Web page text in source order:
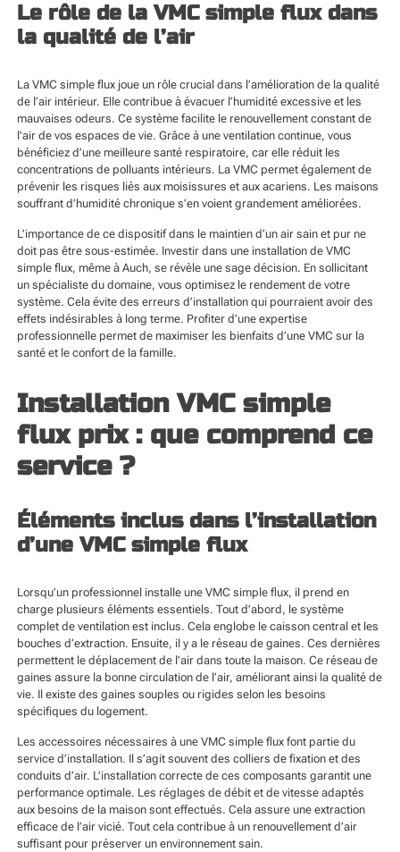
Le rôle de la VMC simple flux dans
la qualité de l’air
La VMC simple flux joue un rôle crucial dans l’amélioration de la qualité
de l’air intérieur. Elle contribue à évacuer l’humidité excessive et les
mauvaises odeurs. Ce système facilite le renouvellement constant de
l’air de vos espaces de vie. Grâce à une ventilation continue, vous
bénéficiez d’une meilleure santé respiratoire, car elle réduit les
concentrations de polluants intérieurs. La VMC permet également de
prévenir les risques liés aux moisissures et aux acariens. Les maisons
souffrant d’humidité chronique s’en voient grandement améliorées.
L’importance de ce dispositif dans le maintien d’un air sain et pur ne
doit pas être sous-estimée. Investir dans une installation de VMC
simple flux, même à Auch, se révèle une sage décision. En sollicitant
un spécialiste du domaine, vous optimisez le rendement de votre
système. Cela évite des erreurs d’installation qui pourraient avoir des
effets indésirables à long terme. Profiter d’une expertise
professionnelle permet de maximiser les bienfaits d’une VMC sur la
santé et le confort de la famille.
Installation VMC simple
flux prix : que comprend ce
service ?
Éléments inclus dans l’installation
d’une VMC simple flux
Lorsqu’un professionnel installe une VMC simple flux, il prend en
charge plusieurs éléments essentiels. Tout d’abord, le système
complet de ventilation est inclus. Cela englobe le caisson central et les
bouches d’extraction. Ensuite, il y a le réseau de gaines. Ces dernières
permettent le déplacement de l’air dans toute la maison. Ce réseau de
gaines assure la bonne circulation de l’air, améliorant ainsi la qualité de
vie. Il existe des gaines souples ou rigides selon les besoins
spécifiques du logement.
Les accessoires nécessaires à une VMC simple flux font partie du
service d’installation. Il s’agit souvent des colliers de fixation et des
conduits d’air. L’installation correcte de ces composants garantit une
performance optimale. Les réglages de débit et de vitesse adaptés
aux besoins de la maison sont effectués. Cela assure une extraction
efficace de l’air vicié. Tout cela contribue à un renouvellement d’air
suffisant pour préserver un environnement sain.